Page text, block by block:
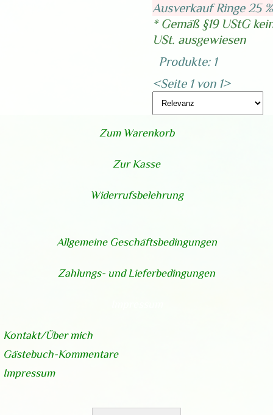
Ausverkauf Ringe 25 %
* Gemäß §19 UStG
USt. ausgewiesen
Produkte: 1
<Seite 1 von 1>
Zum Warenkorb
Zur Kasse
Widerrufsbelehrung
Allgemeine Geschäftsbedingungen
Zahlungs- und Lieferbedingungen
Kontakt/Übermich
Gästebuch-Kommentare
Impressum